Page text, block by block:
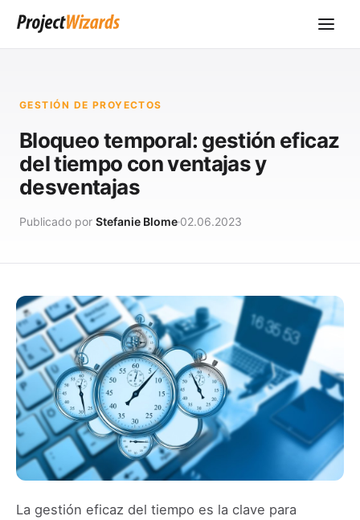
GESTIÓN DE PROYECTOS
Bloqueo temporal: gestión eficaz
del tiempo con ventajas y
desventajas
Publicado por Stefanie Blome 02.06.2023
La gestión eficaz del tiempo es la clave para